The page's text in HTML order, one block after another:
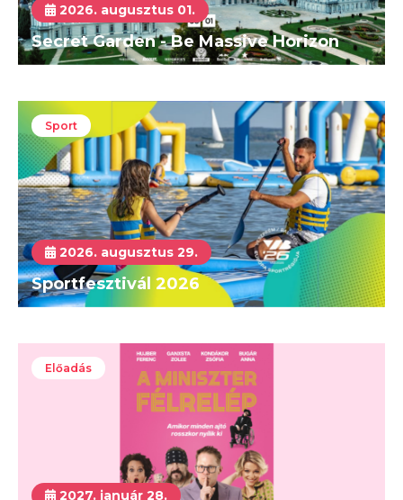
2026. augusztus 01.
Secret Garden - Be Massive Horizon
Sport
2026. augusztus 29.
Sportfesztivál 2026
Előadás
2027. január 28.